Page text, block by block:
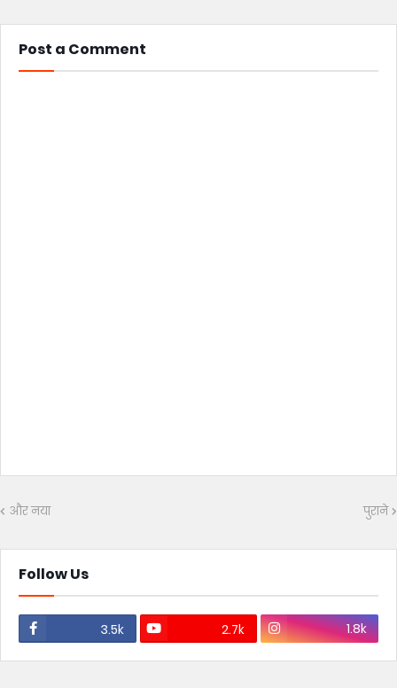
Post a Comment
और नया पुराने
Follow Us
3.5k 2.7k 1.8k